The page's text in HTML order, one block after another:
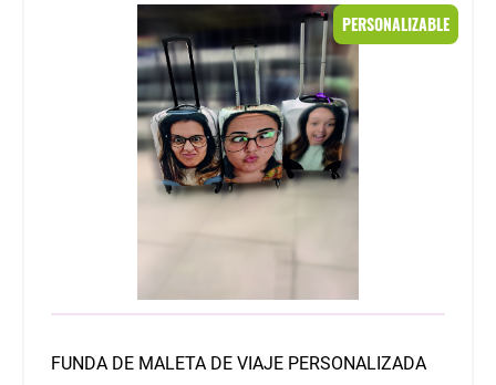
PERSONALIZABLE
FUNDA DE MALETA DE VIAJE PERSONALIZADA
FUNDA DE MALETA DE VIAJE PERSONALIZADA